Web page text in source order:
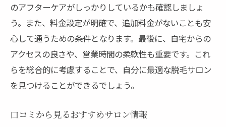
のアフターケアがしっかりしているかも確認しましょ
う。また、料金設定が明確で、追加料金がないことも安
心して通うための条件となります。最後に、自宅からの
アクセスの良さや、営業時間の柔軟性も重要です。これ
らを総合的に考慮することで、自分に最適な脱毛サロン
を見つけることができるでしょう。
口コミから見るおすすめサロン情報